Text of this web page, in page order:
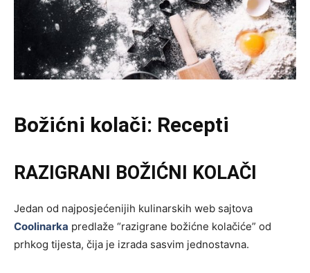
Božićni kolači: Recepti
RAZIGRANI BOŽIĆNI KOLAČI
Jedan od najposjećenijih kulinarskih web sajtova
Coolinarka predlaže “razigrane božićne kolačiće” od
prhkog tijesta, čija je izrada sasvim jednostavna.